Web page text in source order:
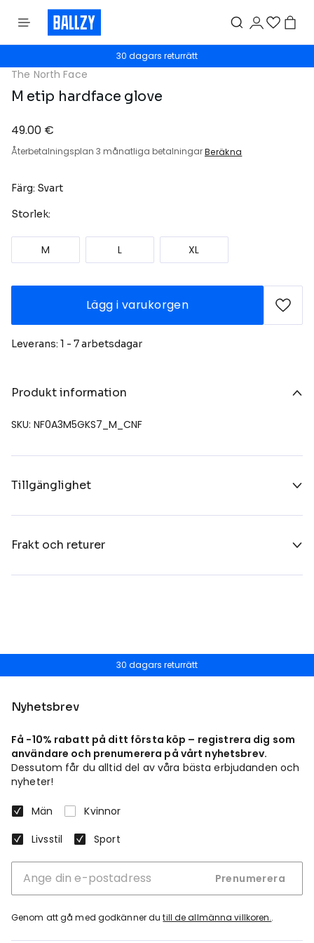
30 dagars returrätt
The North Face
M etip hardface glove
49.00 €
Återbetalningsplan 3 månatliga betalningarBeräkna
Färg: Svart
Storlek:
M L XL
Lägg i varukorgen
Leverans: 1 - 7 arbetsdagar
Produkt information
SKU: NF0A3M5GKS7_M_CNF
Tillgänglighet
Frakt och returer
30 dagars returrätt
Nyhetsbrev
Få -10% rabatt på ditt första köp – registrera dig som
användare och prenumerera på vårt nyhetsbrev.
Dessutom får du alltid del av våra bästa erbjudanden och
nyheter!
Män
Kvinnor
Livsstil
Sport
Prenumerera
Genom att gå med godkänner dutill de allmänna villkoren..